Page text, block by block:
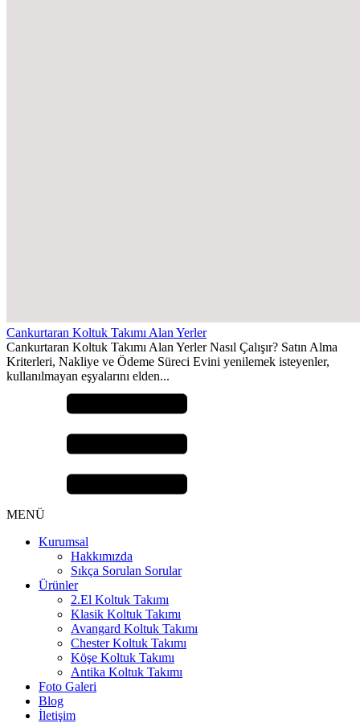
Cankurtaran Koltuk Takımı Alan Yerler
Cankurtaran Koltuk Takımı Alan Yerler Nasıl Çalışır? Satın Alma
Kriterleri, Nakliye ve Ödeme Süreci Evini yenilemek isteyenler,
kullanılmayan eşyalarını elden...
MENÜ
Kurumsal
Hakkımızda
Sıkça Sorulan Sorular
Ürünler
2.El Koltuk Takımı
Klasik Koltuk Takımı
Avangard Koltuk Takımı
Chester Koltuk Takımı
Köşe Koltuk Takımı
Antika Koltuk Takımı
Foto Galeri
Blog
İletişim